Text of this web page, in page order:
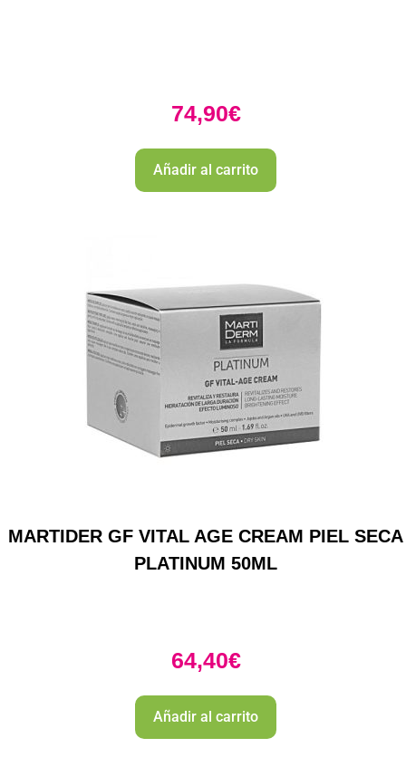
74,90€
Añadir al carrito
MARTIDER GF VITAL AGE CREAM PIEL SECA
PLATINUM 50ML
64,40€
Añadir al carrito